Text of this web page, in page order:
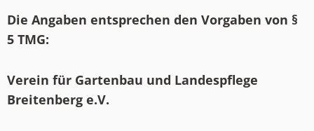
Die Angaben entsprechen den Vorgaben von §
5 TMG:
Verein für Gartenbau und Landespflege
Breitenberg e.V.